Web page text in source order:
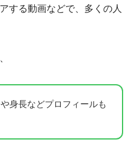
する動画などで、多くの人
身長などプロフィールも